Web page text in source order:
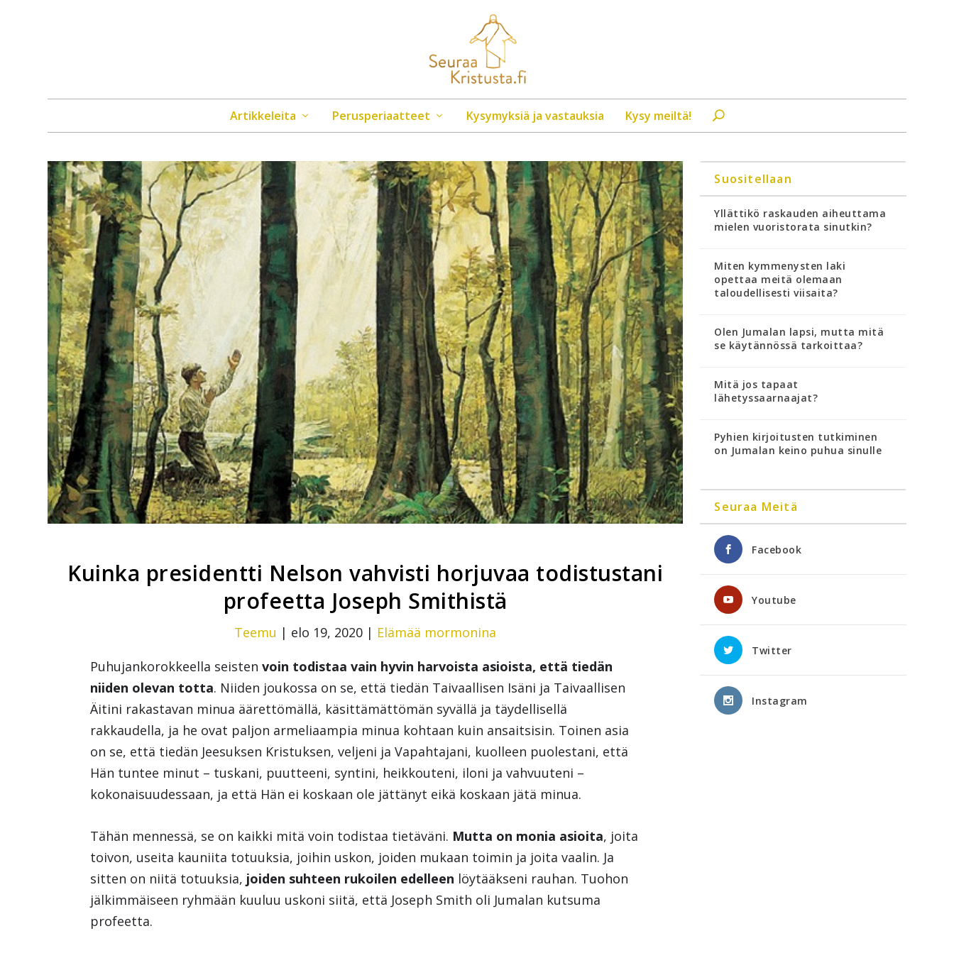
Artikkeleita Perusperiaatteet Kysymyksiä ja vastauksia Kysy meiltä!
Kuinka presidentti Nelson vahvisti horjuvaa todistustani
profeetta Joseph Smithistä
Teemu | elo 19, 2020 | Elämää mormonina
Puhujankorokkeella seistenvoin todistaa vain hyvin harvoista asioista, että tiedän
niiden olevan totta. Niiden joukossa on se, että tiedän Taivaallisen Isäni ja Taivaallisen
Äitini rakastavan minua äärettömällä, käsittämättömän syvällä ja täydellisellä
rakkaudella, ja he ovat paljon armeliaampia minua kohtaan kuin ansaitsisin. Toinen asia
on se, että tiedän Jeesuksen Kristuksen, veljeni ja Vapahtajani, kuolleen puolestani, että
Hän tuntee minut – tuskani, puutteeni, syntini, heikkouteni, iloni ja vahvuuteni –
kokonaisuudessaan, ja että Hän ei koskaan ole jättänyt eikä koskaan jätä minua.
Tähän mennessä, se on kaikki mitä voin todistaa tietäväni. Mutta on monia asioita, joita
toivon, useita kauniita totuuksia, joihin uskon, joiden mukaan toimin ja joita vaalin. Ja
sitten on niitä totuuksia, joiden suhteen rukoilen edelleen löytääkseni rauhan. Tuohon
jälkimmäiseen ryhmään kuuluu uskoni siitä, että Joseph Smith oli Jumalan kutsuma
profeetta.
Suositellaan
Yllättikö raskauden aiheuttama
mielen vuoristorata sinutkin?
Miten kymmenysten laki
opettaa meitä olemaan
taloudellisesti viisaita?
Olen Jumalan lapsi, mutta mitä
se käytännössä tarkoittaa?
Mitä jos tapaat
lähetyssaarnaajat?
Pyhien kirjoitusten tutkiminen
on Jumalan keino puhua sinulle
Seuraa Meitä
Facebook
Youtube
Twitter
Instagram